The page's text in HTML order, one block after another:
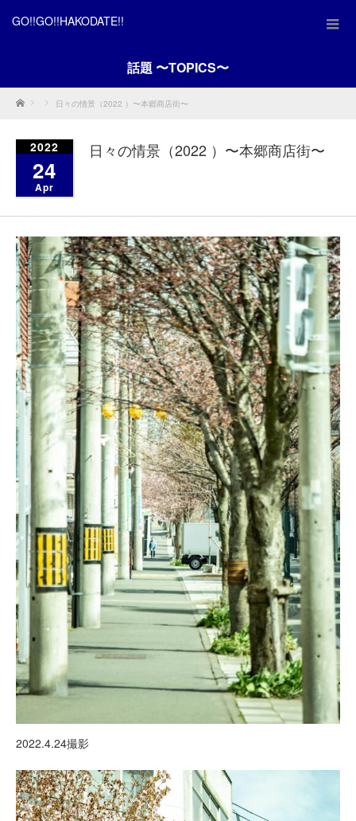
GO!!GO!!HAKODATE!!
話題 〜TOPICS〜
Home 日々の情景（2022 ）〜本郷商店街〜
2022
24
Apr
日々の情景（2022 ）〜本郷商店街〜
2022.4.24撮影